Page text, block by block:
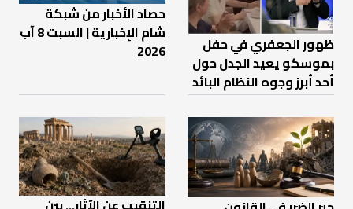
ظهور الجعفري في حفل
بموسكو يعيد الجدل حول
أحد أبرز وجوه النظام البائد
حصاد الأخبار من شبكة
شام الإخبارية | السبت 8 آب
2026